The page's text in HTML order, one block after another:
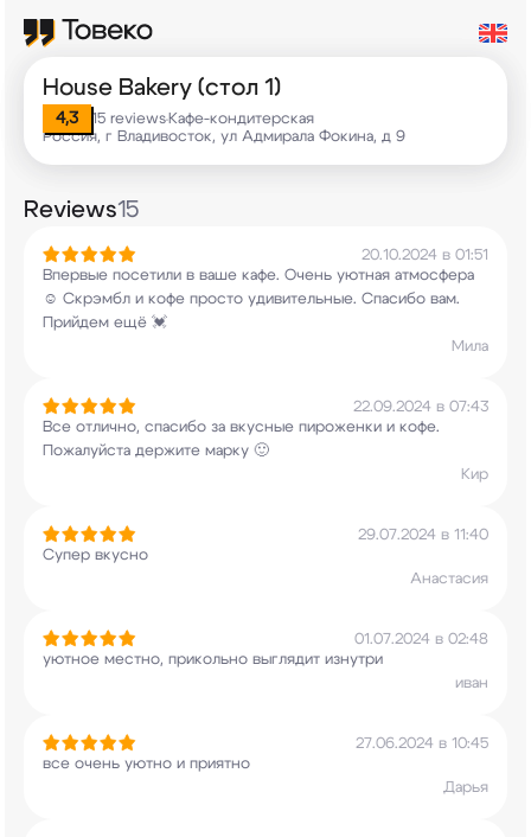
House Bakery (стол 1)
4,3 15 reviews•Кафе-кондитерская
Россия, г Владивосток, ул Адмирала Фокина, д 9
Reviews15
20.10.2024 в 01:51
Впервые посетили в ваше кафе. Очень уютная атмосфера
☺️ Скрэмбл и кофе просто удивительные. Спасибо вам.
Прийдем ещё 💓
Мила
22.09.2024 в 07:43
Все отлично, спасибо за вкусные пироженки и кофе.
Пожалуйста держите марку 🙂
Кир
29.07.2024 в 11:40
Супер вкусно
Анастасия
01.07.2024 в 02:48
уютное местно, прикольно выглядит изнутри
иван
27.06.2024 в 10:45
все очень уютно и приятно
Дарья